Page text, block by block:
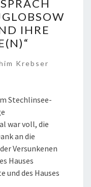
IHRE
Krebser
Stechlinsee-
war voll, die
an die
Versunkenen
Hauses
und des Hauses